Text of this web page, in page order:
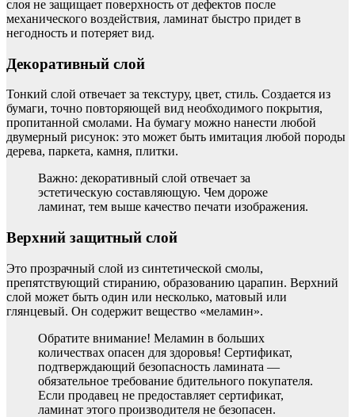
слоя не защищает поверхность от дефектов после
механического воздействия, ламинат быстро придет в
негодность и потеряет вид.
Декоративный слой
Тонкий слой отвечает за текстуру, цвет, стиль. Создается из
бумаги, точно повторяющей вид необходимого покрытия,
пропитанной смолами. На бумагу можно нанести любой
двумерный рисунок: это может быть имитация любой породы
дерева, паркета, камня, плитки.
Важно: декоративный слой отвечает за
эстетическую составляющую. Чем дороже
ламинат, тем выше качество печати изображения.
Верхний защитный слой
Это прозрачный слой из синтетической смолы,
препятствующий стиранию, образованию царапин. Верхний
слой может быть один или несколько, матовый или
глянцевый. Он содержит вещество «меламин».
Обратите внимание! Меламин в больших
количествах опасен для здоровья! Сертификат,
подтверждающий безопасность ламината —
обязательное требование бдительного покупателя.
Если продавец не предоставляет сертификат,
ламинат этого производителя не безопасен.